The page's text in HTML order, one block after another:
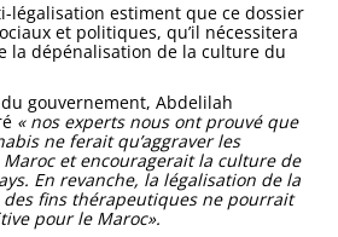
légalisa­tion estiment que ce dossier
et politiques, qu’il nécessitera
la dépénalisation de la culture du
du gouver­nement, Abdelilah
« nos experts nous ont prouvé que
ne ferait qu’aggraver les
et encouragerait la culture de
En revanche, la légalisation de la
fins thé­rapeutiques ne pourrait
pour le Maroc».